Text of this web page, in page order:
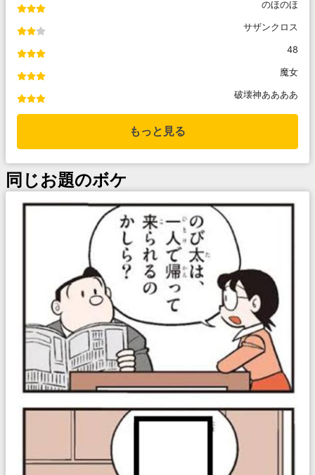
のほのほ
サザンクロス
48
魔女
破壊神ああああ
もっと見る
同じお題のボケ